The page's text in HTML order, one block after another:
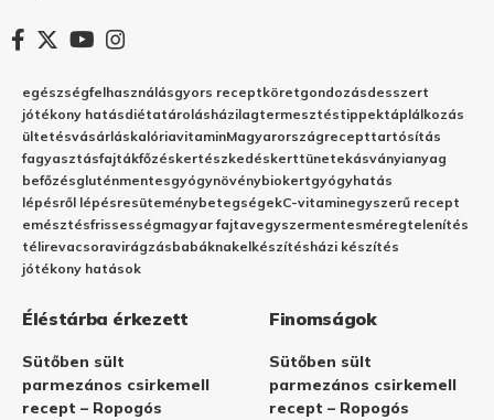
egészségfelhasználásgyors receptköretgondozásdesszert
jótékony hatásdiétatárolásházilagtermesztéstippektáplálkozás
ültetésvásárláskalóriavitaminMagyarországrecepttartósítás
fagyasztásfajtákfőzéskertészkedéskerttünetekásványianyag
befőzésgluténmentesgyógynövénybiokertgyógyhatás
lépésről lépésresüteménybetegségekC-vitaminegyszerű recept
emésztésfrissességmagyar fajtavegyszermentesméregtelenítés
télirevacsoravirágzásbabáknakelkészítésházi készítés
jótékony hatások
Éléstárba érkezett
Sütőben sült
parmezános csirkemell
recept – Ropogós
Finomságok
Sütőben sült
parmezános csirkemell
recept – Ropogós